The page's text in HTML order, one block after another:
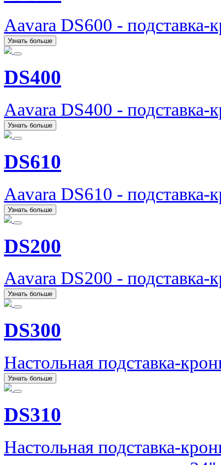
Aavara DS600 -
Узнать больше
DS400
Aavara DS400 -
Узнать больше
DS610
Aavara DS610 -
Узнать больше
DS200
Aavara DS200 -
Узнать больше
DS300
Настольная подставка-
Узнать больше
DS310
Настольная подставка-